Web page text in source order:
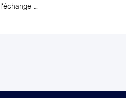
l’échange …